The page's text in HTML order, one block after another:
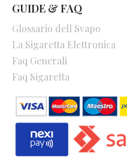
GUIDE & FAQ
Glossario dell Svapo
La Sigaretta Elettronica
Faq Generali
Faq Sigaretta